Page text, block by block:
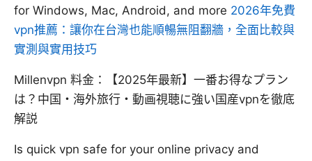
for Windows, Mac, Android, and more 2026年免費
vpn推薦：讓你在台灣也能順暢無阻翻牆，全面比較與
實測與實用技巧
Millenvpn 料金：【2025年最新】一番お得なプラン
は？中国・海外旅行・動画視聴に強い国産vpnを徹底
解説
Is quick vpn safe for your online privacy and